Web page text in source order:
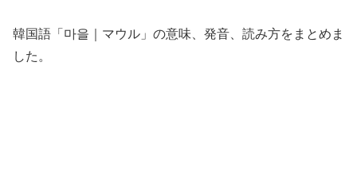
韓国語「마을｜マウル」の意味、発音、読み方をまとめま
した。